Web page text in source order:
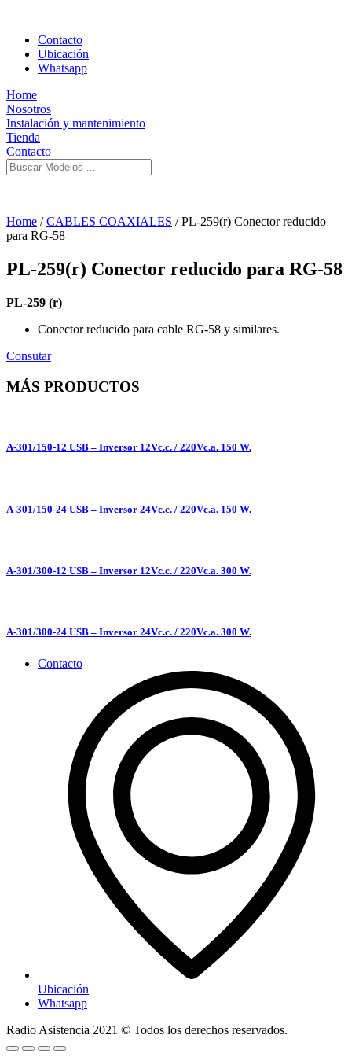
Contacto
Ubicación
Whatsapp
Home
Nosotros
Instalación y mantenimiento
Tienda
Contacto
Home /CABLES COAXIALES / PL-259(r) Conector reducido
para RG-58
PL-259(r) Conector reducido para RG-58
PL-259 (r)
Conector reducido para cable RG-58 y similares.
Consutar
MÁS PRODUCTOS
A-301/150-12 USB – Inversor 12Vc.c. / 220Vc.a. 150 W.
A-301/150-24 USB – Inversor 24Vc.c. / 220Vc.a. 150 W.
A-301/300-12 USB – Inversor 12Vc.c. / 220Vc.a. 300 W.
A-301/300-24 USB – Inversor 24Vc.c. / 220Vc.a. 300 W.
Contacto
Ubicación
Whatsapp
Radio Asistencia 2021 © Todos los derechos reservados.